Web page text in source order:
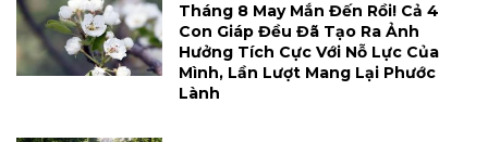
Tháng 8 May Mắn Đến Rồi! Cả 4
Con Giáp Đều Đã Tạo Ra Ảnh
Hưởng Tích Cực Với Nỗ Lực Của
Mình, Lần Lượt Mang Lại Phước
Lành